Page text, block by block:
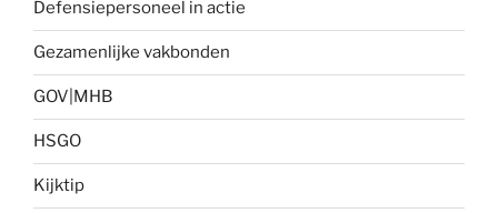
Defensiepersoneel in actie
Gezamenlijke vakbonden
GOV|MHB
HSGO
Kijktip